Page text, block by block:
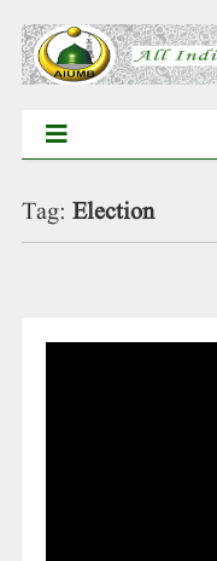
Tag: Election